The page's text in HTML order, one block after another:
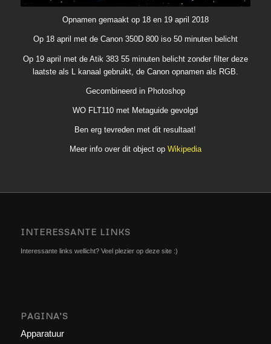
Opnamen gemaakt op 18 en 19 april 2018
Op 18 april met de Canon 350D 800 iso 50 minuten belicht
Op 19 april met de Atik 383 55 minuten belicht zonder filter deze
laatste als L kanaal gebruikt, de Canon opnamen als RGB.
Gecombineerd in Photoshop
WO FLT110 met Metaguide gevolgd
Ben erg tevreden met dit resultaat!
Meer info over dit object op Wikipedia
INTERESSANTE LINKS
Interessante links wellicht? Veel plezier op deze site :)
PAGINA’S
Apparatuur